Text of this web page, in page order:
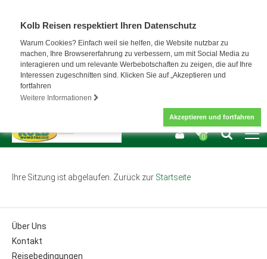
Kolb Reisen respektiert Ihren Datenschutz
Warum Cookies? Einfach weil sie helfen, die Website nutzbar zu
machen, Ihre Browsererfahrung zu verbessern, um mit Social Media zu
interagieren und um relevante Werbebotschaften zu zeigen, die auf Ihre
Interessen zugeschnitten sind. Klicken Sie auf „Akzeptieren und
fortfahren
Weitere Informationen
Akzeptieren und fortfahren
0
Ihre Sitzung ist abgelaufen. Zurück zur Startseite
Über Uns
Kontakt
Reisebedingungen